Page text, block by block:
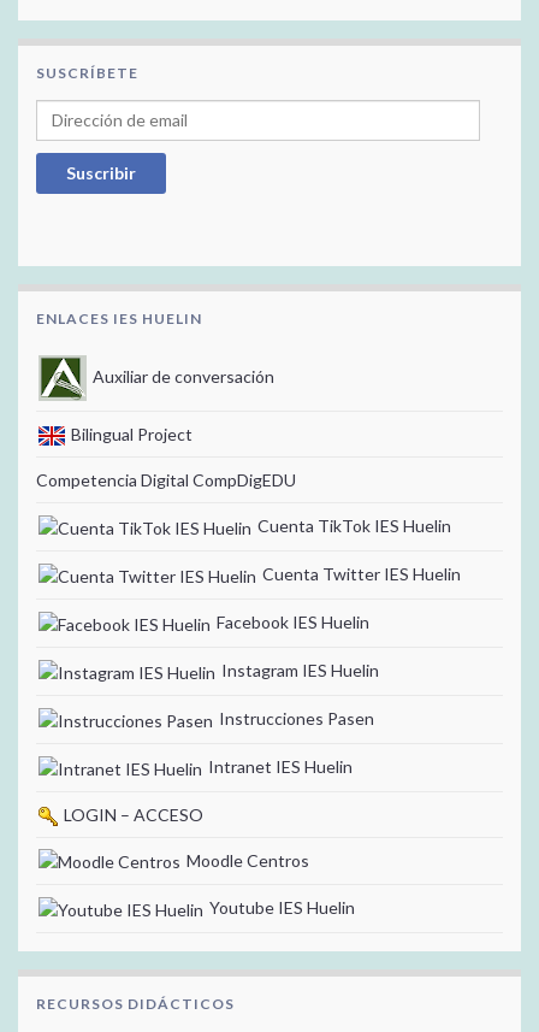
SUSCRÍBETE
Dirección de email
Suscribir
ENLACES IES HUELIN
Auxiliar de conversación
Bilingual Project
Competencia Digital CompDigEDU
Cuenta TikTok IES Huelin
Cuenta Twitter IES Huelin
Facebook IES Huelin
Instagram IES Huelin
Instrucciones Pasen
Intranet IES Huelin
LOGIN – ACCESO
Moodle Centros
Youtube IES Huelin
RECURSOS DIDÁCTICOS